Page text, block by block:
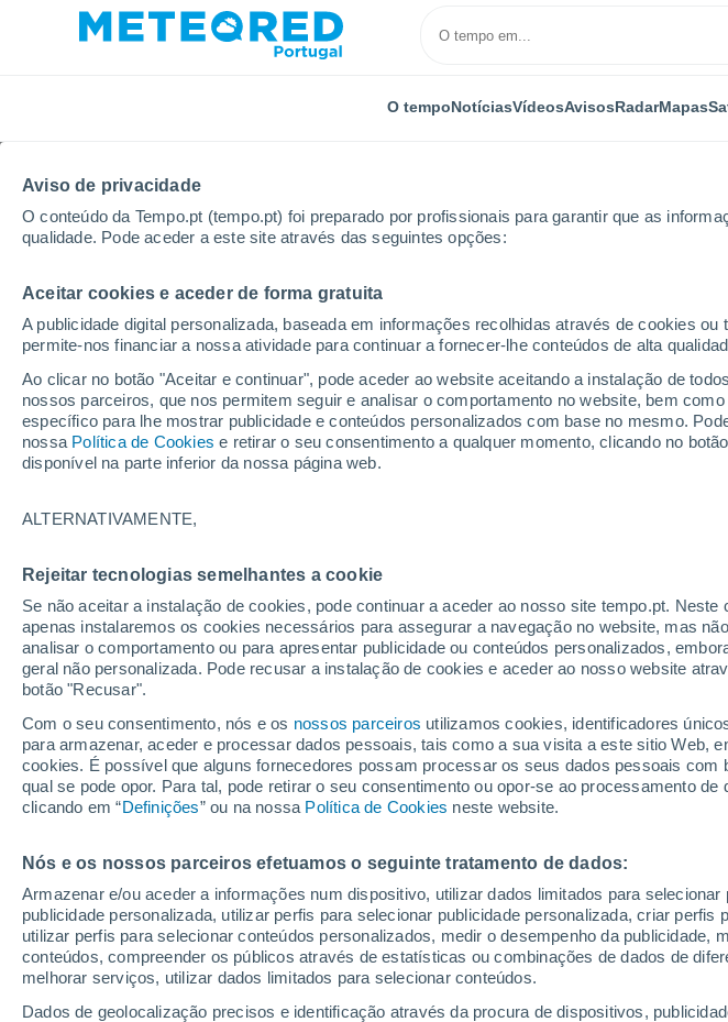
Aviso de privacidade
O conteúdo da Tempo.pt (tempo.pt) foi preparado por profissionais para garantir que as
qualidade. Pode aceder a este site através das seguintes opções:
Aceitar cookies e aceder de forma gratuita
A publicidade digital personalizada, baseada em informações recolhidas através de cookies ou
permite-nos financiar a nossa atividade para continuar a fornecer-lhe conteúdos de alta
Ao clicar no botão "Aceitar e continuar", pode aceder ao website aceitando a instalação de
nossos parceiros, que nos permitem seguir e analisar o comportamento no website, bem
específico para lhe mostrar publicidade e conteúdos personalizados com base no mesmo.
nossa Política de Cookies e retirar o seu consentimento a qualquer momento, clicando no botão
disponível na parte inferior da nossa página web.
ALTERNATIVAMENTE,
Rejeitar tecnologias semelhantes a cookie
Se não aceitar a instalação de cookies, pode continuar a aceder ao nosso site tempo.pt. Neste
apenas instalaremos os cookies necessários para assegurar a navegação no website, mas
analisar o comportamento ou para apresentar publicidade ou conteúdos personalizados,
geral não personalizada. Pode recusar a instalação de cookies e aceder ao nosso website
botão "Recusar".
Com o seu consentimento, nós e os nossos parceiros utilizamos cookies, identificadores
para armazenar, aceder e processar dados pessoais, tais como a sua visita a este sitio Web,
cookies. É possível que alguns fornecedores possam processar os seus dados pessoais com
qual se pode opor. Para tal, pode retirar o seu consentimento ou opor-se ao processamento de
clicando em “Definições” ou na nossa Política de Cookies neste website.
Nós e os nossos parceiros efetuamos o seguinte tratamento de dados:
Armazenar e/ou aceder a informações num dispositivo, utilizar dados limitados para selecionar
publicidade personalizada, utilizar perfis para selecionar publicidade personalizada, criar perfis
utilizar perfis para selecionar conteúdos personalizados, medir o desempenho da publicidade,
conteúdos, compreender os públicos através de estatísticas ou combinações de dados de
melhorar serviços, utilizar dados limitados para selecionar conteúdos.
Dados de geolocalização precisos e identificação através da procura de dispositivos,
O tempoNotíciasVídeosAvisosRadarMapas
Início Eslováquia Região de Zilina
Jasenská dolina
26/12/2026
Hoje
8 Ago.
Boletim de neve de hoje
Pistas por dificuldade 0 3 2 3
Quilómetros esquiáveis 0 / 5
Pistas abertas
Elevadores 0 / 7
Espessura da neve na
Espessura da neve na
Webcams em Jasenská dolina